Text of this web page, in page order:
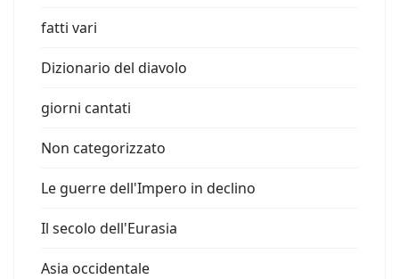
fatti vari
Dizionario del diavolo
giorni cantati
Non categorizzato
Le guerre dell'Impero in declino
Il secolo dell'Eurasia
Asia occidentale